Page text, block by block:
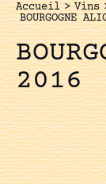
Accueil > Vins
BOURGOGNE
2016